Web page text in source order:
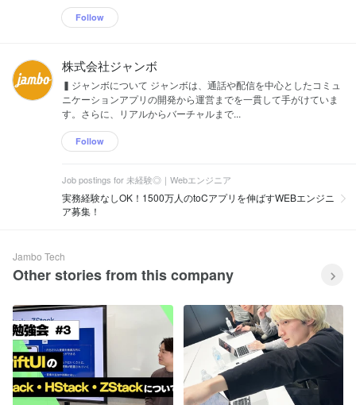
Follow
株式会社ジャンボ
▍ジャンボについて ジャンボは、通話や配信を中心としたコミュ
ニケーションアプリの開発から運営までを一貫して手がけていま
す。さらに、リアルからバーチャルまで...
Follow
Job postings for 未経験◎｜Webエンジニア
実務経験なしOK！1500万人のtoCアプリを伸ばすWEBエンジニ
ア募集！
Jambo Tech
Other stories from this company